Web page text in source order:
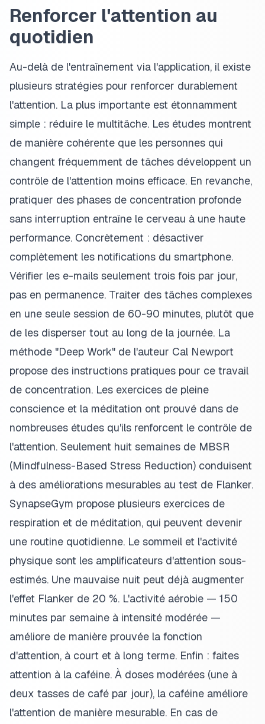
Renforcer l'attention au
quotidien
Au-delà de l'entraînement via l'application, il existe
plusieurs stratégies pour renforcer durablement
l'attention. La plus importante est étonnamment
simple : réduire le multitâche. Les études montrent
de manière cohérente que les personnes qui
changent fréquemment de tâches développent un
contrôle de l'attention moins efficace. En revanche,
pratiquer des phases de concentration profonde
sans interruption entraîne le cerveau à une haute
performance. Concrètement : désactiver
complètement les notifications du smartphone.
Vérifier les e-mails seulement trois fois par jour,
pas en permanence. Traiter des tâches complexes
en une seule session de 60-90 minutes, plutôt que
de les disperser tout au long de la journée. La
méthode "Deep Work" de l'auteur Cal Newport
propose des instructions pratiques pour ce travail
de concentration. Les exercices de pleine
conscience et la méditation ont prouvé dans de
nombreuses études qu'ils renforcent le contrôle de
l'attention. Seulement huit semaines de MBSR
(Mindfulness-Based Stress Reduction) conduisent
à des améliorations mesurables au test de Flanker.
SynapseGym propose plusieurs exercices de
respiration et de méditation, qui peuvent devenir
une routine quotidienne. Le sommeil et l'activité
physique sont les amplificateurs d'attention sous-
estimés. Une mauvaise nuit peut déjà augmenter
l'effet Flanker de 20 %. L'activité aérobie — 150
minutes par semaine à intensité modérée —
améliore de manière prouvée la fonction
d'attention, à court et à long terme. Enfin : faites
attention à la caféine. À doses modérées (une à
deux tasses de café par jour), la caféine améliore
l'attention de manière mesurable. En cas de